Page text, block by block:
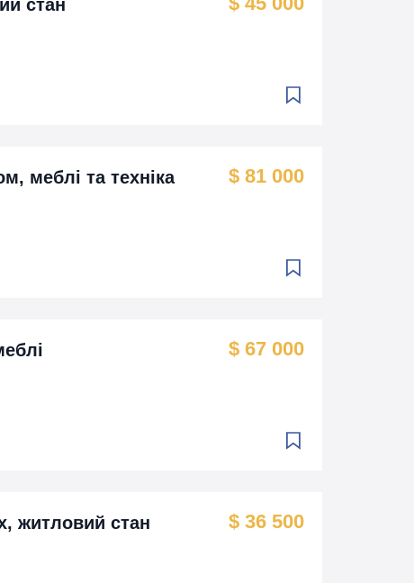
стан
меблі та техніка $ 81 000
$ 67 000
житловий стан $ 36 500